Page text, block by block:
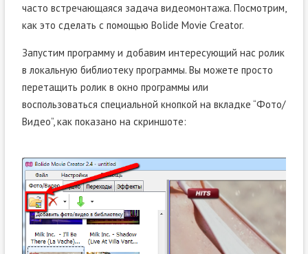
часто встречающаяся задача видеомонтажа. Посмотрим,
как это сделать с помощью Bolide Movie Creator.
Запустим программу и добавим интересующий нас ролик
в локальную библиотеку программы. Вы можете просто
перетащить ролик в окно программы или
воспользоваться специальной кнопкой на вкладке “Фото/
Видео”, как показано на скриншоте: